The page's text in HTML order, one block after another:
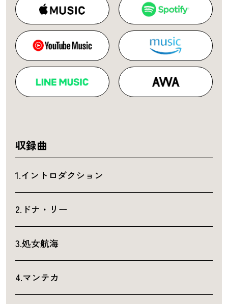
収録曲
1.イントロダクション
2.ドナ・リー
3.処女航海
4.マンテカ